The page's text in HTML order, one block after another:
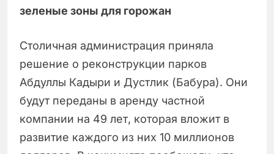
зеленые зоны для горожан
Столичная администрация приняла
решение о реконструкции парков
Абдуллы Кадыри и Дустлик (Бабура). Они
будут переданы в аренду частной
компании на 49 лет, которая вложит в
развитие каждого из них 10 миллионов